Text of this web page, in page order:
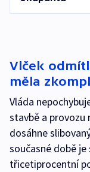
Vlček
měla
Vláda
stavbě a provozu
dosáhne
současné době
třicetiprocentní